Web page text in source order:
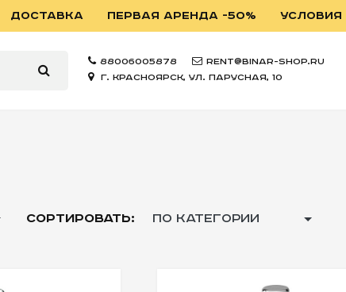
ДОСТАВКА ПЕРВАЯ АРЕНДА -50% УСЛОВИЯ
88006005878
rent@binar-shop.ru
г. Красноярск, ул. Парусная, 10
СОРТИРОВАТЬ: ПО КАТЕГОРИИ